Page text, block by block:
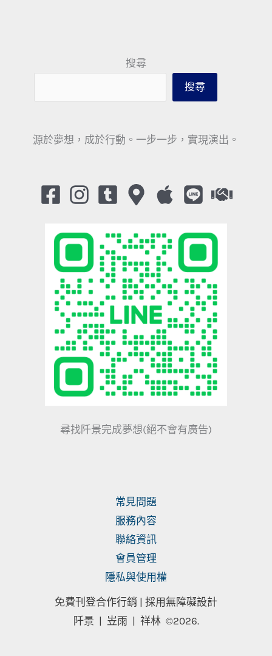
搜尋
搜尋
源於夢想，成於行動。一步一步，實現演出。
尋找阡景完成夢想(絕不會有廣告)
常見問題
服務內容
聯絡資訊
會員管理
隱私與使用權
免費刊登合作行銷 | 採用無障礙設計
阡景 | 岦雨 | 祥林 ©2026.